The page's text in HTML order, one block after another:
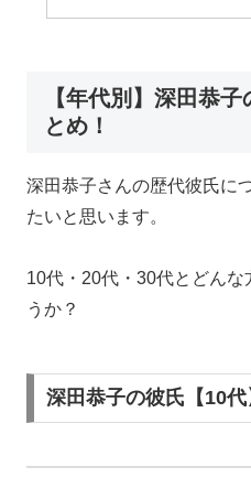
【年代別】深田恭
とめ！
深田恭子さんの歴代彼氏に
たいと思います。
10代・20代・30代とどんな
うか？
深田恭子の彼氏【10代